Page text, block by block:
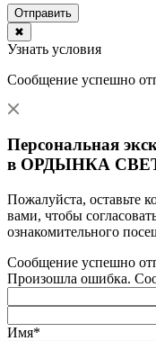
Отправить
✖
Узнать условия
Сообщение успешно
Персональная
в ОРДЫНКА
Пожалуйста, оставьте
вами, чтобы
ознакомительного
Сообщение успешно
Произошла ошибка.
Имя*